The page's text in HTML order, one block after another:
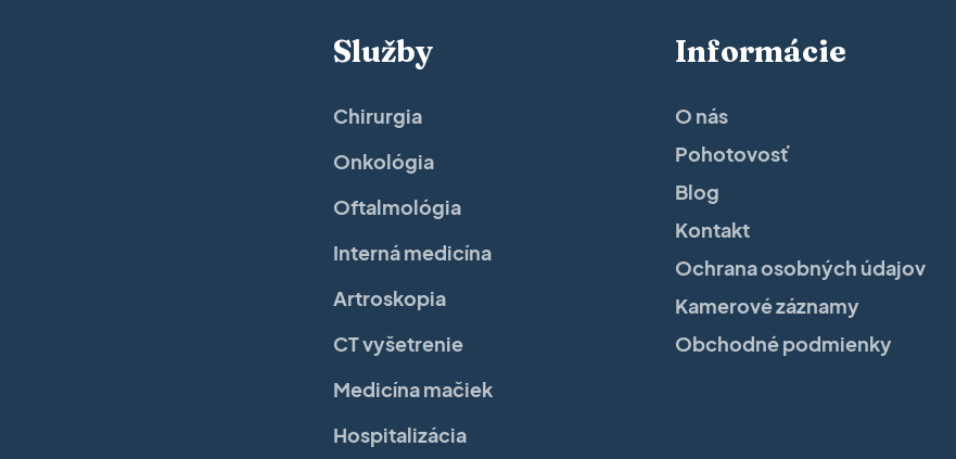
Služby
Chirurgia
Onkológia
Oftalmológia
Interná medicína
Artroskopia
CT vyšetrenie
Medicína mačiek
Hospitalizácia
Informácie
O nás
Pohotovosť
Blog
Kontakt
Ochrana osobných údajov
Kamerové záznamy
Obchodné podmienky